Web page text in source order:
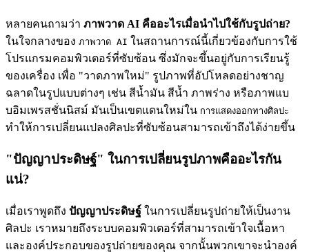
หลายคนถามว่า ภาพวาด AI คืออะไรเมื่อนำไปใช้กับรูปถ่าย?
ในใจกลางของ ภาพวาด AI ในสถานการณ์นี้เกี่ยวข้องกับการใช้
โปรแกรมคอมพิวเตอร์ที่ซับซ้อน ซึ่งมักจะขึ้นอยู่กับการเรียนรู้
ของเครื่อง เพื่อ "วาดภาพใหม่" รูปภาพที่อัปโหลดอย่างชาญ
ฉลาดในรูปแบบต่างๆ เช่น สีน้ำมัน สีน้ำ ภาพร่าง หรือภาพแบ
บอิมเพรสชั่นนิสม์ มันเป็นเขตแดนใหม่ใน การแสดงออกทางศิลปะ
ทำให้การเปลี่ยนแปลงศิลปะที่ซับซ้อนสามารถเข้าถึงได้ง่ายขึ้น
"ปัญญาประดิษฐ์" ในการเปลี่ยนรูปภาพคืออะไรกัน
แน่?
เมื่อเราพูดถึง ปัญญาประดิษฐ์ ในการเปลี่ยนรูปถ่ายให้เป็นงาน
ศิลปะ เราหมายถึงระบบคอมพิวเตอร์ที่สามารถเข้าใจเนื้อหา
และองค์ประกอบของรูปถ่ายของคุณ จากนั้นพวกเขาจะนำองค์